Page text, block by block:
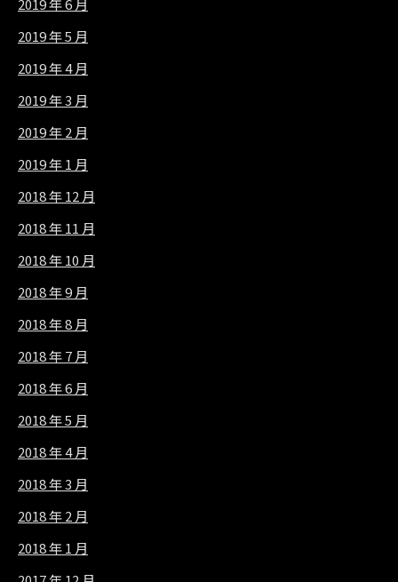
2019 年 5 月
2019 年 4 月
2019 年 3 月
2019 年 2 月
2019 年 1 月
2018 年 12 月
2018 年 11 月
2018 年 10 月
2018 年 9 月
2018 年 8 月
2018 年 7 月
2018 年 6 月
2018 年 5 月
2018 年 4 月
2018 年 3 月
2018 年 2 月
2018 年 1 月